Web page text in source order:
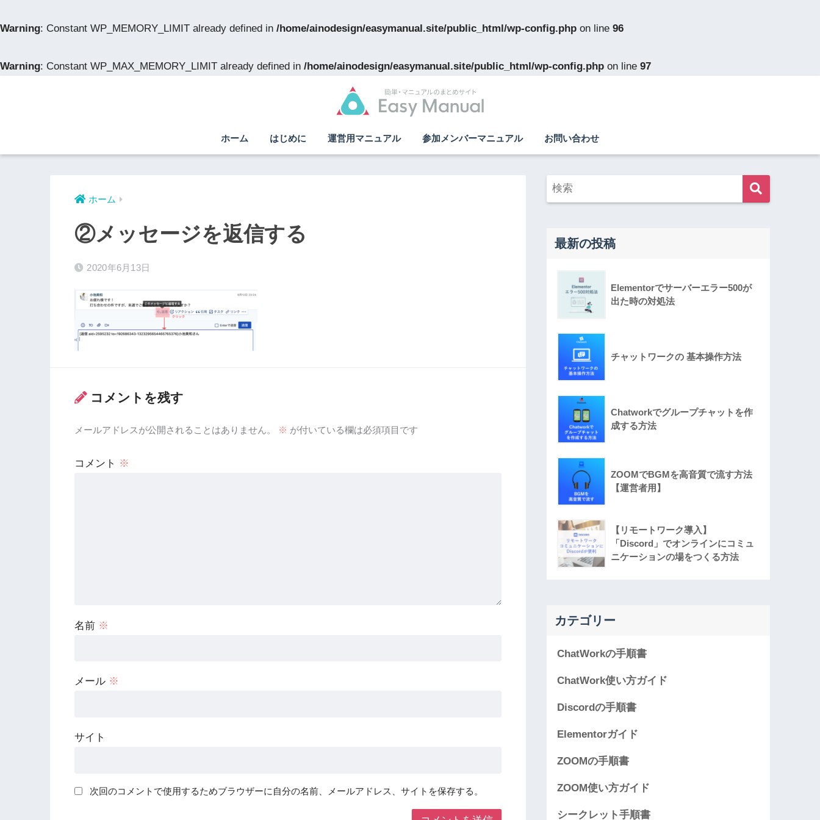
Warning: Constant WP_MEMORY_LIMIT already defined in /home/ainodesign/easymanual.site/public_html/wp-config.php on line 96
Warning: Constant WP_MAX_MEMORY_LIMIT already defined in /home/ainodesign/easymanual.site/public_html/wp-config.php on line 97
ホーム はじめに 運営用マニュアル 参加メンバーマニュアル お問い合わせ
ホーム
②メッセージを返信する
2020年6月13日
コメントを残す
メールアドレスが公開されることはありません。 ※ が付いている欄は必須項目です
コメント ※
名前 ※
メール ※
サイト
次回のコメントで使用するためブラウザーに自分の名前、メールアドレス、サイトを保存する。
最新の投稿
Elementorでサーバーエラー500が
出た時の対処法
チャットワークの 基本操作方法
Chatworkでグループチャットを作
成する方法
ZOOMでBGMを高音質で流す方法
【運営者用】
【リモートワーク導入】
「Discord」でオンラインにコミュ
ニケーションの場をつくる方法
カテゴリー
ChatWorkの手順書
ChatWork使い方ガイド
Discordの手順書
Elementorガイド
ZOOMの手順書
ZOOM使い方ガイド
シークレット手順書